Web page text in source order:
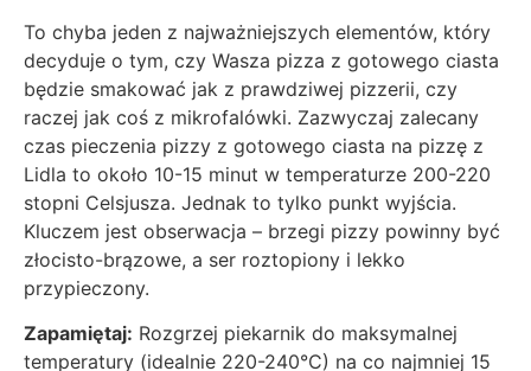
To chyba jeden z najważniejszych elementów, który
decyduje o tym, czy Wasza pizza z gotowego ciasta
będzie smakować jak z prawdziwej pizzerii, czy
raczej jak coś z mikrofalówki. Zazwyczaj zalecany
czas pieczenia pizzy z gotowego ciasta na pizzę z
Lidla to około 10-15 minut w temperaturze 200-220
stopni Celsjusza. Jednak to tylko punkt wyjścia.
Kluczem jest obserwacja – brzegi pizzy powinny być
złocisto-brązowe, a ser roztopiony i lekko
przypieczony.
Zapamiętaj: Rozgrzej piekarnik do maksymalnej
temperatury (idealnie 220-240°C) na co najmniej 15